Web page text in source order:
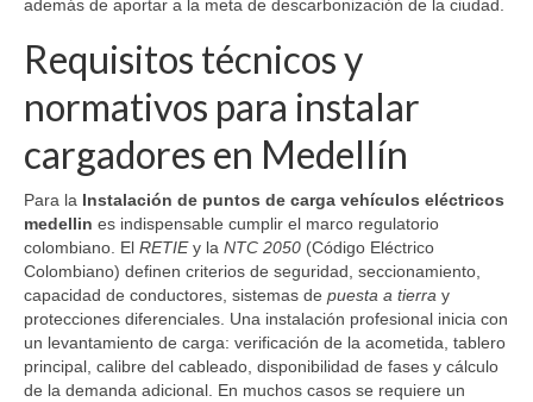
además de aportar a la meta de descarbonización de la ciudad.
Requisitos técnicos y
normativos para instalar
cargadores en Medellín
Para la Instalación de puntos de carga vehículos eléctricos
medellin es indispensable cumplir el marco regulatorio
colombiano. El RETIEy la NTC 2050 (Código Eléctrico
Colombiano) definen criterios de seguridad, seccionamiento,
capacidad de conductores, sistemas de puesta a tierra y
protecciones diferenciales. Una instalación profesional inicia con
un levantamiento de carga: verificación de la acometida, tablero
principal, calibre del cableado, disponibilidad de fases y cálculo
de la demanda adicional. En muchos casos se requiere un